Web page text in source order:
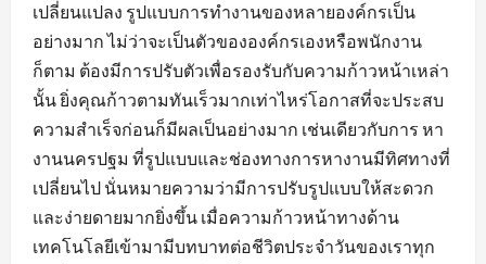
เปลี่ยนแปลง รูปแบบการทำงานของหลายองค์กรเป็น
อย่างมาก ไม่ว่าจะเป็นตัวขององค์กรเองหรือพนักงาน
ก็ตาม ต้องมีการปรับตัวเพื่อรองรับกับความก้าวหน้าเหล่า
นั้น ยิ่งคุณก้าวตามทันเร็วมากเท่าไหร่โอกาสที่จะประสบ
ความสำเร็จก่อนก็มีผลเป็นอย่างมาก เช่นเดียวกับการ หา
งานนครปฐม ที่รูปแบบและช่องทางการหางานมีทิศทางที่
เปลี่ยนไป นั่นหมายความว่ามีการปรับรูปแบบให้สะดวก
และง่ายดายมากยิ่งขึ้น เมื่อความก้าวหน้าทางด้าน
เทคโนโลยีเข้ามามีบทบาทต่อชีวิตประจำวันของเราทุก